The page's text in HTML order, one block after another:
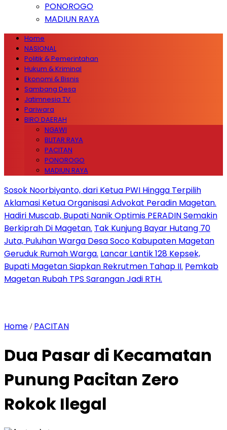
PONOROGO
MADIUN RAYA
Home
NASIONAL
Politik & Pemerintahan
Hukum & Kriminal
Ekonomi & Bisnis
Sambang Desa
Jatimnesia TV
Pariwara
BIRO DAERAH
NGAWI
BLITAR RAYA
PACITAN
PONOROGO
MADIUN RAYA
Sosok Noorbiyanto, dari Ketua PWI Hingga Terpilih
Aklamasi Ketua Organisasi Advokat Peradin Magetan.
Hadiri Muscab, Bupati Nanik Optimis PERADIN Semakin
Berkiprah Di Magetan. Tak Kunjung Bayar Hutang 70
Juta, Puluhan Warga Desa Soco Kabupaten Magetan
Geruduk Rumah Warga. Lancar Lantik 128 Kepsek,
Bupati Magetan Siapkan Rekrutmen Tahap II. Pemkab
Magetan Rubah TPS Sarangan Jadi RTH.
Home / PACITAN
Dua Pasar di Kecamatan
Punung Pacitan Zero
Rokok Ilegal